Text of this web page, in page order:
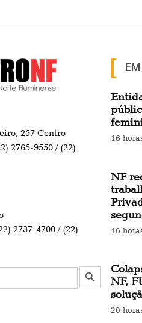
257 Centro
2765-9550 / (22)
2737-4700 / (22)
Search Button
16
NF
16
NF,
20